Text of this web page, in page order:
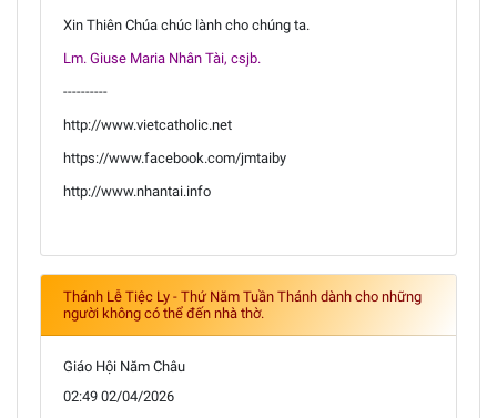
Xin Thiên Chúa chúc lành cho chúng ta.
Lm. Giuse Maria Nhân Tài, csjb.
----------
http://www.vietcatholic.net
https://www.facebook.com/jmtaiby
http://www.nhantai.info
Thánh Lễ Tiệc Ly - Thứ Năm Tuần Thánh dành cho những
người không có thể đến nhà thờ.
Giáo Hội Năm Châu
02:49 02/04/2026